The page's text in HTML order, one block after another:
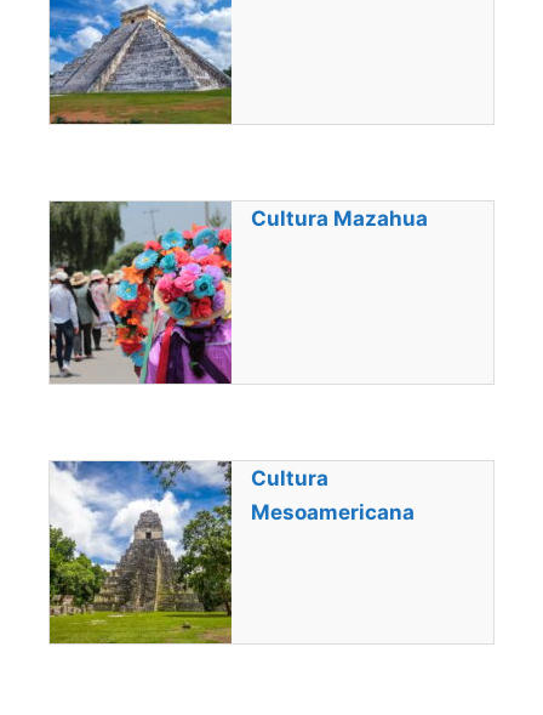
Cultura Mazahua
Cultura
Mesoamericana